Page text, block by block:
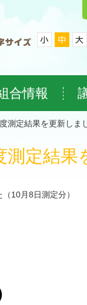
合情報
測定結果を更新しま
測定結果
10月8日測定分）